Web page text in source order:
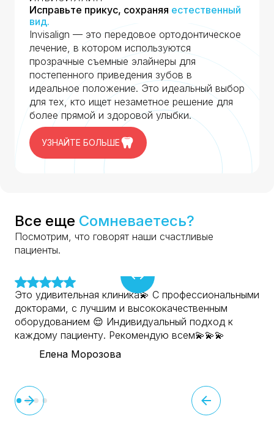
Исправьте прикус, сохраняя естественный
вид.
Invisalign — это передовое ортодонтическое
лечение, в котором используются
прозрачные съемные элайнеры для
постепенного приведения зубов в
идеальное положение. Это идеальный выбор
для тех, кто ищет незаметное решение для
более прямой и здоровой улыбки.
УЗНАЙТЕ БОЛЬШЕ
Все еще Сомневаетесь?
Посмотрим, что говорят наши счастливые
пациенты.
Это удивительная клиника💫 С профессиональными
докторами, с лучшим и высококачественным
оборудованием 😌 Индивидуальный подход к
каждому пациенту. Рекомендую всем💫💫💫
Елена Морозова